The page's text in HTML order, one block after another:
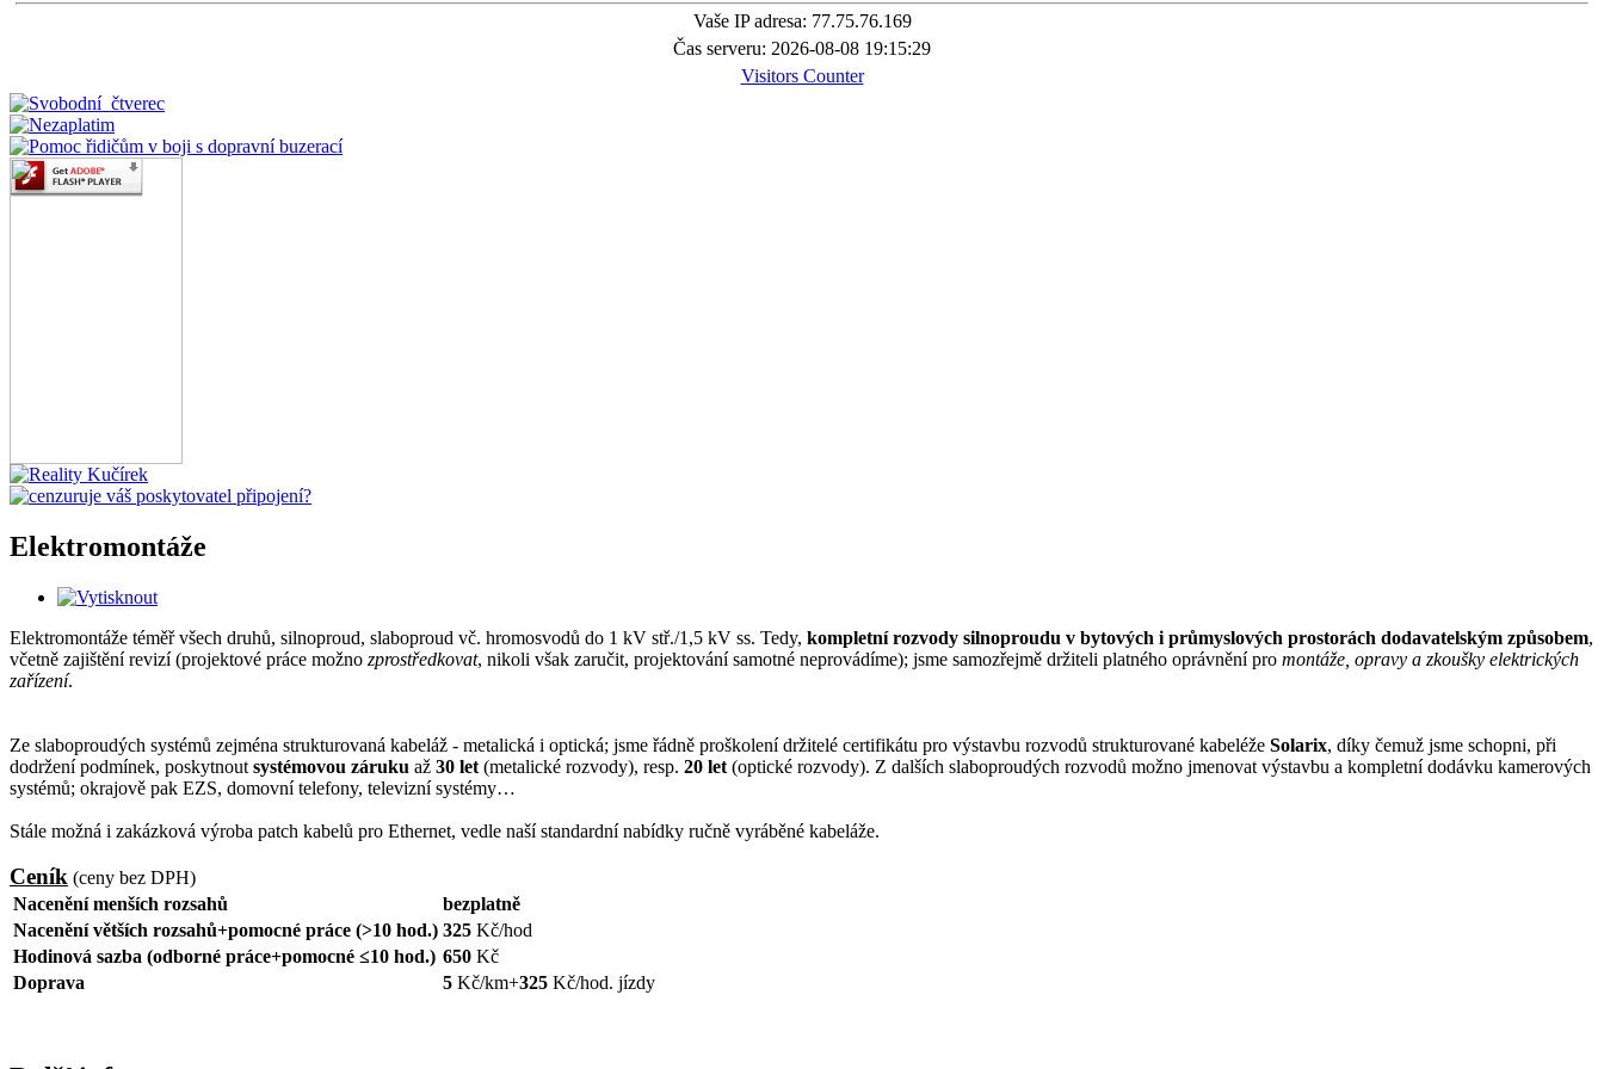
Vaše IP adresa: 77.75.76.169
Čas serveru: 2026-08-08 19:15:29
Visitors Counter
Elektromontáže
Elektromontáže téměř všech druhů, silnoproud, slaboproud vč. hromosvodů do 1 kV stř./1,5 kV ss. Tedy, kompletní rozvody silnoproudu v bytových i průmyslových prostorách dodavatelským způsobem,
včetně zajištění revizí (projektové práce možno zprostředkovat, nikoli však zaručit, projektování samotné neprovádíme); jsme samozřejmě držiteli platného oprávnění pro montáže, opravy a zkoušky elektrických
zařízení.
Ze slaboproudých systémů zejména strukturovaná kabeláž - metalická i optická; jsme řádně proškolení držitelé certifikátu pro výstavbu rozvodů strukturované kabeléže Solarix, díky čemuž jsme schopni, při
dodržení podmínek, poskytnout systémovou záruku až 30 let (metalické rozvody), resp. 20 let (optické rozvody). Z dalších slaboproudých rozvodů možno jmenovat výstavbu a kompletní dodávku kamerových
systémů; okrajově pak EZS, domovní telefony, televizní systémy…
Stále možná i zakázková výroba patch kabelů pro Ethernet, vedle naší standardní nabídky ručně vyráběné kabeláže.
Ceník (ceny bez DPH)
Nacenění menších rozsahů
bezplatně
Nacenění větších rozsahů+pomocné práce (>10 hod.) 325 Kč/hod
Hodinová sazba (odborné práce+pomocné ≤10 hod.) 650 Kč
Doprava
5 Kč/km+325 Kč/hod. jízdy